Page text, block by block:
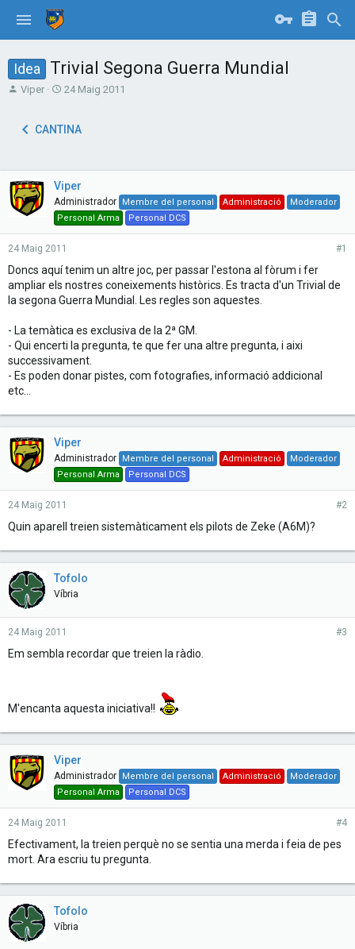
Idea Trivial Segona Guerra Mundial
T
e
s
t
a
r
t
e
Viper
S
r
a
t
e
24 Maig 2011
CANTINA
Viper
Administrador Membre del personal Administració
Moderador
Personal Arma
Personal DCS
24 Maig 2011 #1
Doncs aquí tenim un altre joc, per passar l'estona al fòrum i fer
ampliar els nostres coneixements històrics. Es tracta d'un Trivial de
la segona Guerra Mundial. Les regles son aquestes.
- La temàtica es exclusiva de la 2ª GM.
- Qui encerti la pregunta, te que fer una altre pregunta, i aixi
successivament.
- Es poden donar pistes, com fotografies, informació addicional
etc...
Viper
Administrador Membre del personal Administració
Moderador
Personal Arma
Personal DCS
24 Maig 2011 #2
Quin aparell treien sistemàticament els pilots de Zeke (A6M)?
Tofolo
Víbria
24 Maig 2011 #3
Em sembla recordar que treien la ràdio.
M'encanta aquesta iniciativa!!
Viper
Administrador Membre del personal Administració
Moderador
Personal Arma
Personal DCS
24 Maig 2011 #4
Efectivament, la treien perquè no se sentia una merda i feia de pes
mort. Ara escriu tu pregunta.
Tofolo
Víbria